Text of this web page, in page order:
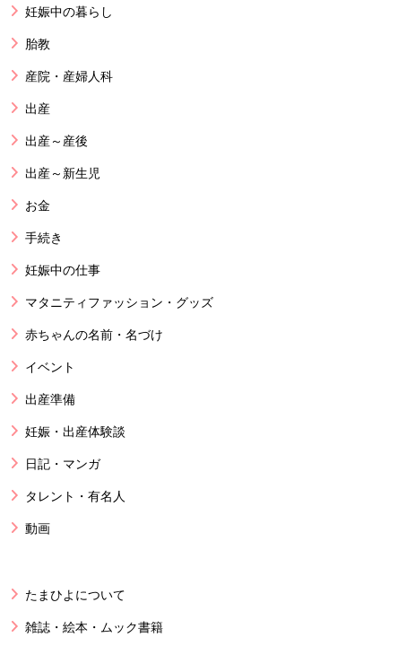
妊娠中の暮らし
胎教
産院・産婦人科
出産
出産～産後
出産～新生児
お金
手続き
妊娠中の仕事
マタニティファッション・グッズ
赤ちゃんの名前・名づけ
イベント
出産準備
妊娠・出産体験談
日記・マンガ
タレント・有名人
動画
たまひよについて
雑誌・絵本・ムック書籍